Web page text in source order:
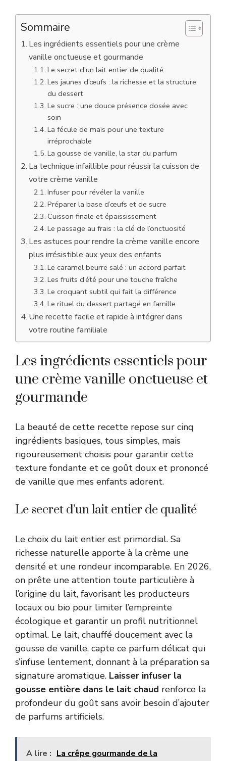
Sommaire
Les ingrédients essentiels pour une crème
vanille onctueuse et gourmande
Le secret d’un lait entier de qualité
Les jaunes d’œufs : la richesse et la structure
du dessert
Le sucre : une douce présence dosée avec
soin
La fécule de maïs pour une texture
irréprochable
La gousse de vanille, la star du parfum
La technique infaillible pour réussir la cuisson de
votre crème vanille
Infuser pour révéler la vanille
Préparer la base d’œufs et de sucre
Cuisson finale et épaississement
Le passage au frais : la clé de l’onctuosité
Les astuces pour rendre la crème vanille encore
plus irrésistible aux yeux des enfants
Le caramel beurre salé : un accord parfait
Les fruits d’été pour une touche fraîche
Le croquant subtil qui fait la différence
Le rituel du dessert partagé en famille
Une recette facile et rapide à intégrer dans
votre routine familiale
Les ingrédients essentiels pour
une crème vanille onctueuse et
gourmande
La beauté de cette recette repose sur cinq
ingrédients basiques, tous simples, mais
rigoureusement choisis pour garantir cette
texture fondante et ce goût doux et prononcé
de vanille que mes enfants adorent.
Le secret d’un lait entier de qualité
Le choix du lait entier est primordial. Sa
richesse naturelle apporte à la crème une
densité et une rondeur incomparable. En 2026,
on prête une attention toute particulière à
l’origine du lait, favorisant les producteurs
locaux ou bio pour limiter l’empreinte
écologique et garantir un profil nutritionnel
optimal. Le lait, chauffé doucement avec la
gousse de vanille, capte ce parfum délicat qui
s’infuse lentement, donnant à la préparation sa
signature aromatique. Laisser infuser la
gousse entière dans le lait chaud renforce la
profondeur du goût sans avoir besoin d’ajouter
de parfums artificiels.
A lire : La crêpe gourmande de la